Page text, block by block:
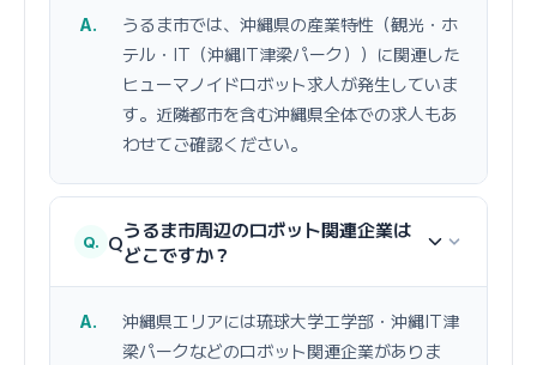
うるま市では、沖縄県の産業特性（観光・ホ
テル・IT（沖縄IT津梁パーク））に関連した
ヒューマノイドロボット求人が発生していま
す。近隣都市を含む沖縄県全体での求人もあ
わせてご確認ください。
Qうるま市周辺のロボット関連企業は
どこですか？
沖縄県エリアには琉球大学工学部・沖縄IT津
梁パークなどのロボット関連企業がありま